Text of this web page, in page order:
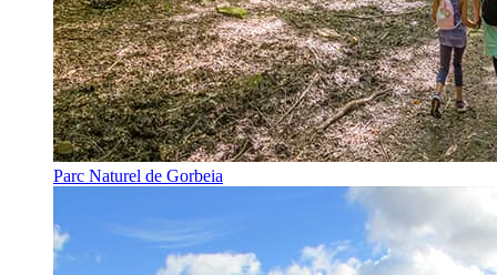
Parc Naturel de Gorbeia